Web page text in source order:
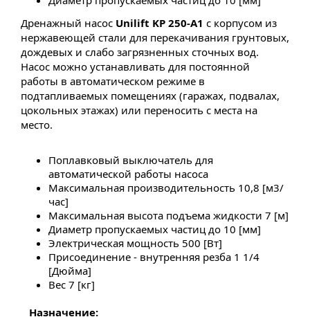
Дренажный насос Unilift KP 250-A1 с корпусом из
нержавеющей стали для перекачивания грунтовых,
дождевых и слабо загрязненных сточных вод.
Насос можно устанавливать для постоянной
работы в автоматическом режиме в
подтапливаемых помещениях (гаражах, подвалах,
цокольных этажах) или переносить с места на
место.
Поплавковый выключатель для
автоматической работы насоса
Максимальная производительность 10,8 [м3/
час]
Максимальная высота подъема жидкости 7 [м]
Диаметр пропускаемых частиц до 10 [мм]
Электрическая мощность 500 [Вт]
Присоединение - внутренняя резба 1 1/4
[Дюйма]
Вес 7 [кг]
Назначение: